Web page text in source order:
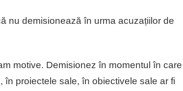
nu demisionează în urma acuzațiilor de
motive. Demisionez în momentul în care
proiectele sale, în obiectivele sale ar fi